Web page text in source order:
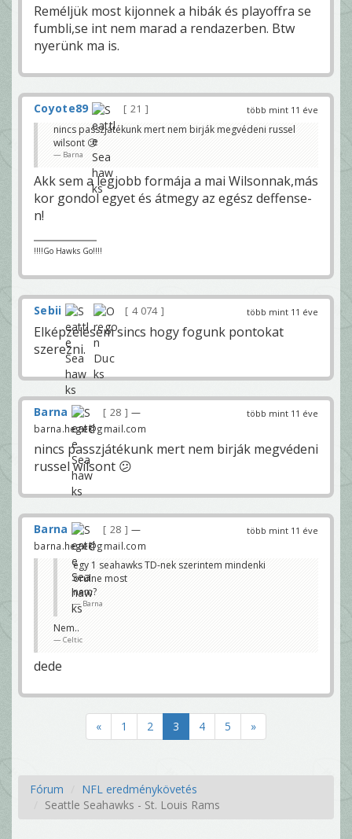
Reméljük most kijonnek a hibák és playoffra se
fumbli,se int nem marad a rendazerben. Btw
nyerünk ma is.
több mint 11 éve
Coyote89
21
nincs passzjátékunk mert nem birják megvédeni russel
wilsont 😕
Barna
Akk sem a legjobb formája a mai Wilsonnak,más
kor gondol egyet és átmegy az egész deffense-
n!
!!!!Go Hawks Go!!!!
több mint 11 éve
Sebii 4 074
Elképzelésem sincs hogy fogunk pontokat
szerezni.
több mint 11 éve
Barna 28
—
barna.hege@gmail.com
nincs passzjátékunk mert nem birják megvédeni
russel wilsont 😕
több mint 11 éve
Barna 28
—
barna.hege@gmail.com
egy 1 seahawks TD-nek szerintem mindenki
örülne most
nem?
Barna
Nem..
Celtic
dede
« 1 2 3 4 5 »
Fórum
NFL eredménykövetés
Seattle Seahawks - St. Louis Rams